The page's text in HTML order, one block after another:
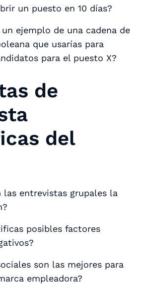
un puesto en 10 días?
un ejemplo de una cadena de
que usarías para
para el puesto X?
de
del
las entrevistas grupales la
posibles factores
son las mejores para
empleadora?